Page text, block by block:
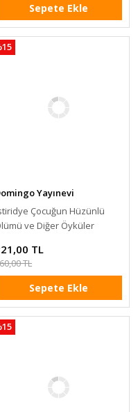
Sepete Ekle
Yayınevi
Çocuğun Hüzünlü
ve Diğer Öyküler
TL
TL
Sepete Ekle